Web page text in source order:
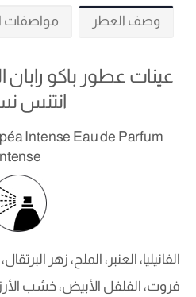
وصف العطر مواصفات
عينات عطور باكو رابان
انتنس
Intense Eau de Parfum
الفانيليا، العنبر، الملح، زهر
فروت، الفلفل الأبيض، خشب الأرز